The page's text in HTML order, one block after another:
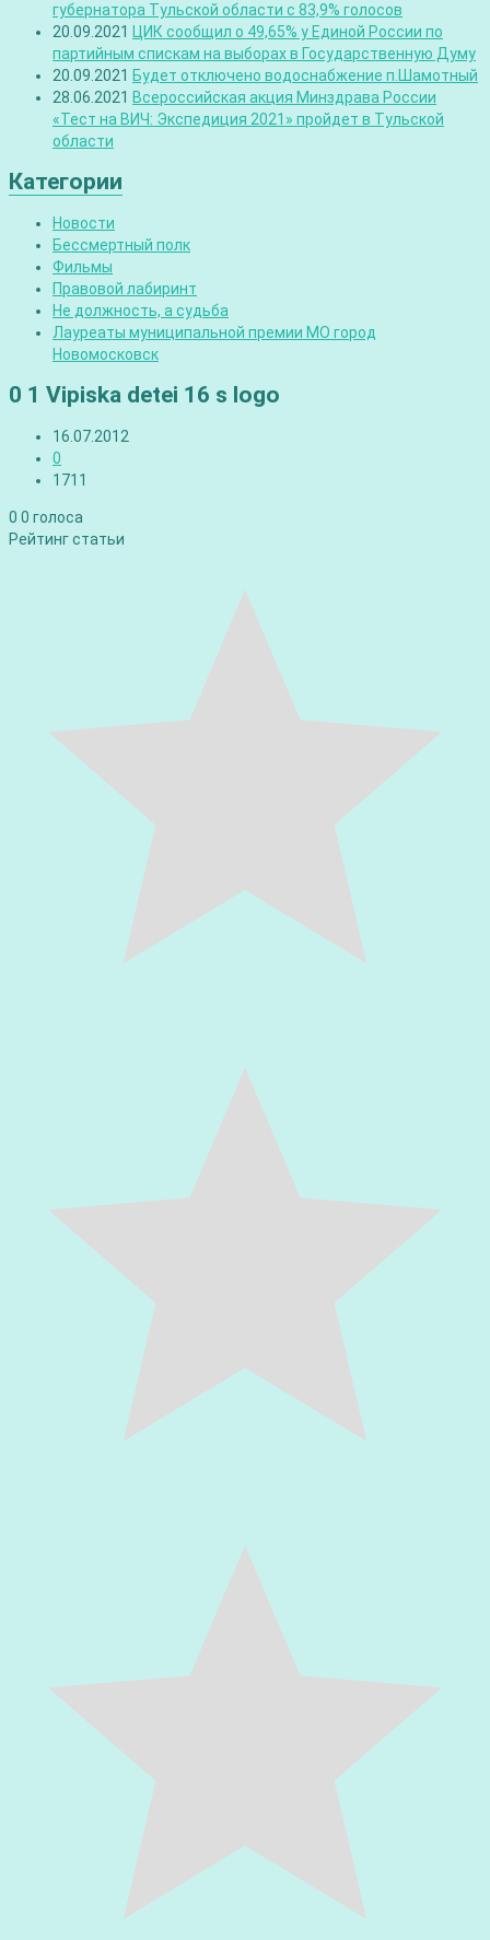
губернатора Тульской области с 83,9% голосов
20.09.2021 ЦИК сообщил о 49,65% у Единой России по
партийным спискам на выборах в Государственную Думу
20.09.2021 Будет отключено водоснабжение п.Шамотный
28.06.2021 Всероссийская акция Минздрава России
«Тест на ВИЧ: Экспедиция 2021» пройдет в Тульской
области
Категории
Новости
Бессмертный полк
Фильмы
Правовой лабиринт
Не должность, а судьба
Лауреаты муниципальной премии МО город
Новомосковск
0 1 Vipiska detei 16 s logo
16.07.2012
0
1711
0 0 голоса
Рейтинг статьи